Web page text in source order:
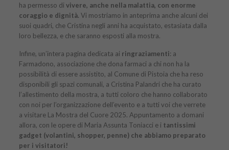
ha permesso divivere, anche nella malattia, con enorme
coraggio e dignità. Vi mostriamo in anteprima anche alcuni dei
suoi quadri, che Cristina negli anni ha acquistato, estasiata dalla
loro bellezza, e che saranno esposti alla mostra.
Infine, un’intera pagina dedicata ai ringraziamenti: a
Farmadono, associazione che dona farmaci a chi non ha la
possibilità di essere assistito, al Comune di Pistoia che ha reso
disponibili gli spazi comunali, a Cristina Palandri che ha curato
l’allestimento della mostra, a tutti coloro che hanno collaborato
con noi per l’organizzazione dell’evento e a tutti voi che verrete
a visitare La Mostra del Cuore 2025. Appuntamento a domani
allora, con le opere di Maria Assunta Toniacci e i tantissimi
gadget (volantini, shopper, penne) che abbiamo preparato
per i visitatori!